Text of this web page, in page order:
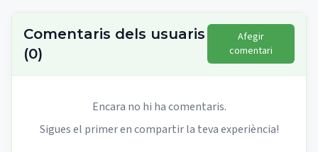
Comentaris dels usuaris
(0)
Afegir
comentari
Encara no hi ha comentaris.
Sigues el primer en compartir la teva experiència!